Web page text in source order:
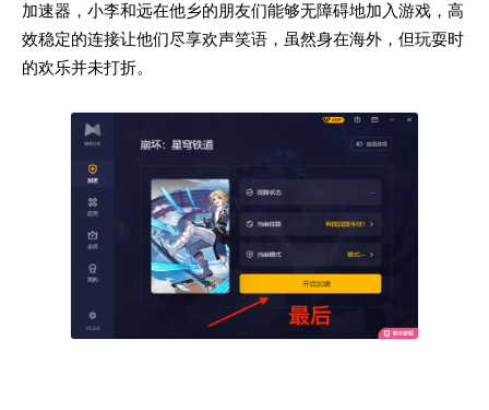
加速器，小李和远在他乡的朋友们能够无障碍地加入游戏，高
效稳定的连接让他们尽享欢声笑语，虽然身在海外，但玩耍时
的欢乐并未打折。